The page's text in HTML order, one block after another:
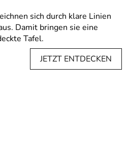
sich durch klare Linien
Damit bringen sie eine
Tafel.
JETZT ENTDECKEN